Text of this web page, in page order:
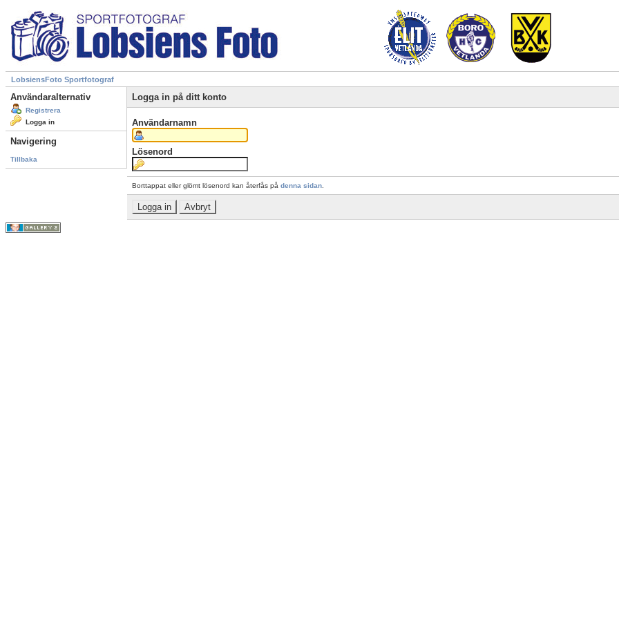
LobsiensFoto Sportfotograf
Användaralternativ
Registrera
Logga in
Navigering
Tillbaka
Logga in på ditt konto
Användarnamn
Lösenord
Borttappat eller glömt lösenord kan återfås på denna sidan